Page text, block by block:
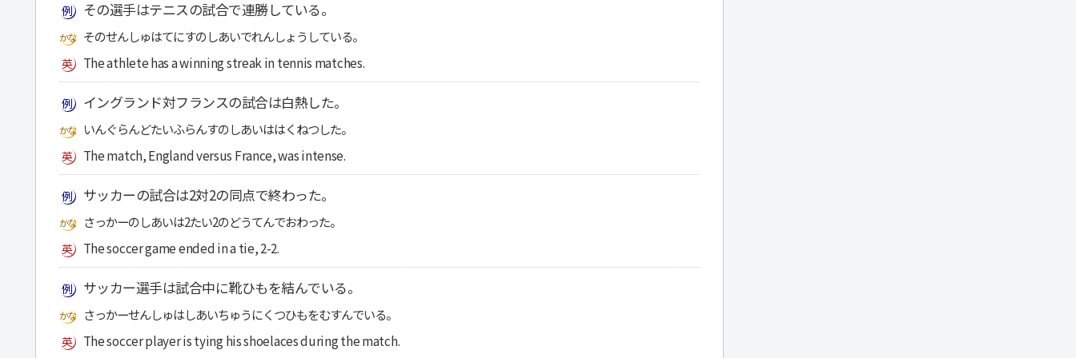
その選手はテニスの試合で連勝している。
そのせんしゅはてにすのしあいでれんしょうしている。
The athlete has a winning streak in tennis matches.
イングランド対フランスの試合は白熱した。
いんぐらんどたいふらんすのしあいははくねつした。
The match, England versus France, was intense.
サッカーの試合は2対2の同点で終わった。
さっかーのしあいは2たい2のどうてんでおわった。
The soccer game ended in a tie, 2-2.
サッカー選手は試合中に靴ひもを結んでいる。
さっかーせんしゅはしあいちゅうにくつひもをむすんでいる。
The soccer player is tying his shoelaces during the match.